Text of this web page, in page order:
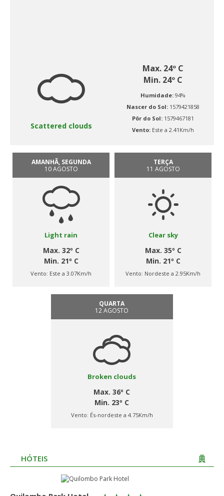
Scattered clouds
Max. 24º C
Min. 24º C
Humidade: 94%
Nascer do Sol: 1579421858
Pôr do Sol: 1579467181
Vento: Este a 2.41Km/h
AMANHÃ, SEGUNDA
10 AGOSTO
Light rain
Max. 32º C
Min. 21º C
Vento: Este a 3.07Km/h
TERÇA
11 AGOSTO
Clear sky
Max. 35º C
Min. 21º C
Vento: Nordeste a 2.95Km/h
QUARTA
12 AGOSTO
Broken clouds
Max. 36º C
Min. 23º C
Vento: És-nordeste a 4.75Km/h
HÓTEIS